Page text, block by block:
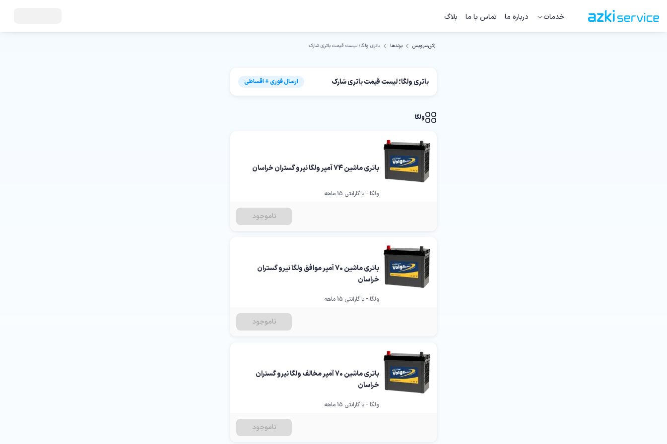
خدمات درباره ما تماس با ما بلاگ
ازکی‌سرویس برندها باتری ولگا؛ لیست قیمت باتری شارک
باتری ولگا؛ لیست قیمت باتری شارک ارسال فوری + اقساطی
ولگا
باتری ماشین 74 آمپر ولگا نیرو گستران خراسان
ولگا - با گارانتی 15 ماهه
ناموجود
باتری ماشین 70 آمپر موافق ولگا نیرو گستران
خراسان
ولگا - با گارانتی 15 ماهه
ناموجود
باتری ماشین 70 آمپر مخالف ولگا نیرو گستران
خراسان
ولگا - با گارانتی 15 ماهه
ناموجود